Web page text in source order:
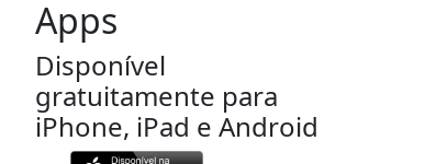
Apps
Disponível
gratuitamente para
iPhone, iPad e Android